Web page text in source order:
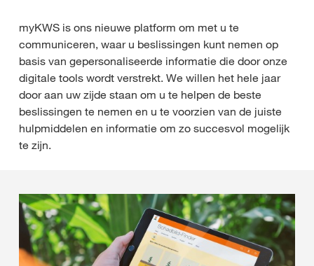
myKWS is ons nieuwe platform om met u te
communiceren, waar u beslissingen kunt nemen op
basis van gepersonaliseerde informatie die door onze
digitale tools wordt verstrekt. We willen het hele jaar
door aan uw zijde staan om u te helpen de beste
beslissingen te nemen en u te voorzien van de juiste
hulpmiddelen en informatie om zo succesvol mogelijk
te zijn.